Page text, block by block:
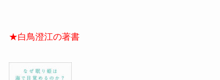
★白鳥澄江の著書